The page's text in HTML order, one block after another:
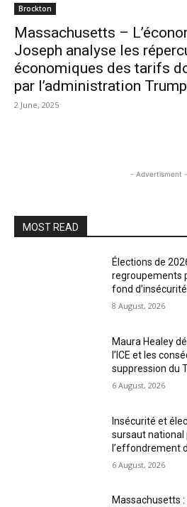
Brockton
Massachusetts –
Joseph analyse les
économiques des tarifs
par l’administration Trump
2 June, 2025
- Advertisment -
MOST READ
Élections de
regroupements
fond d’insécurité
8 August, 2026
Maura Healey
l’ICE et les
suppression du
6 August, 2026
Insécurité et
sursaut national
l’effondrement
6 August, 2026
Massachusetts